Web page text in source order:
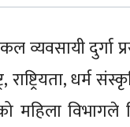
व्यवसायी दुर्गा
राष्ट्रियता, धर्म
महिला विभागले